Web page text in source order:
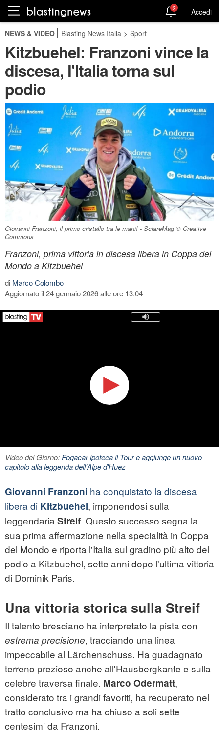
2 Accedi
NEWS & VIDEO Blasting News Italia > Sport
Kitzbuehel: Franzoni vince la
discesa, l'Italia torna sul
podio
Giovanni Franzoni, il primo cristallo tra le mani! - SciareMag © Creative
Commons
Franzoni, prima vittoria in discesa libera in Coppa del
Mondo a Kitzbuehel
di Marco Colombo
Aggiornato il 24 gennaio 2026 alle ore 13:04
Video del Giorno:Pogacar ipoteca il Tour e aggiunge un nuovo
capitolo alla leggenda dell'Alpe d'Huez
Giovanni Franzoni ha conquistato la discesa
libera di Kitzbuehel, imponendosi sulla
leggendaria Streif. Questo successo segna la
sua prima affermazione nella specialità in Coppa
del Mondo e riporta l'Italia sul gradino più alto del
podio a Kitzbuehel, sette anni dopo l'ultima vittoria
di Dominik Paris.
Una vittoria storica sulla Streif
Il talento bresciano ha interpretato la pista con
estrema precisione, tracciando una linea
impeccabile al Lärchenschuss. Ha guadagnato
terreno prezioso anche all'Hausbergkante e sulla
celebre traversa finale. Marco Odermatt,
considerato tra i grandi favoriti, ha recuperato nel
tratto conclusivo ma ha chiuso a soli sette
centesimi da Franzoni.